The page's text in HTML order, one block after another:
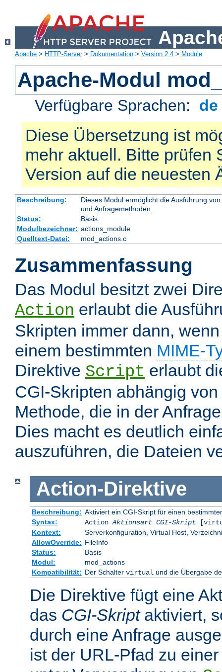
Apache > HTTP-Server> Dokumentation > Version 2.4 > Module
Apache-Modul
Verfügbare Sprachen:
Diese Übersetzung ist
mehr aktuell. Bitte prüfen
Version auf die neuesten
Beschreibung:
Dieses Modul ermöglicht die Ausführung
und Anfragemethoden.
Status:
Basis
Modulbezeichner: actions_module
Quelltext-Datei:
mod_actions.c
Zusammenfassung
Das Modul besitzt zwei
Action erlaubt die
Skripten immer dann,
einem bestimmten MIME-
Direktive Script erlaubt
CGI-Skripten abhängig
Methode, die in der
Dies macht es deutlich
auszuführen, die Dateien
Action-Direktive
Beschreibung: Aktiviert ein CGI-Skript für einen
Syntax:
ActionAktionsart CGI-Skript
Kontext:
Serverkonfiguration, Virtual Host,
AllowOverride: FileInfo
Status:
Basis
Modul:
mod_actions
Kompatibilität: Der Schalter virtual und die Übergabe
Die Direktive fügt eine
das CGI-Skriptaktiviert,
durch eine Anfrage
ist der URL-Pfad zu